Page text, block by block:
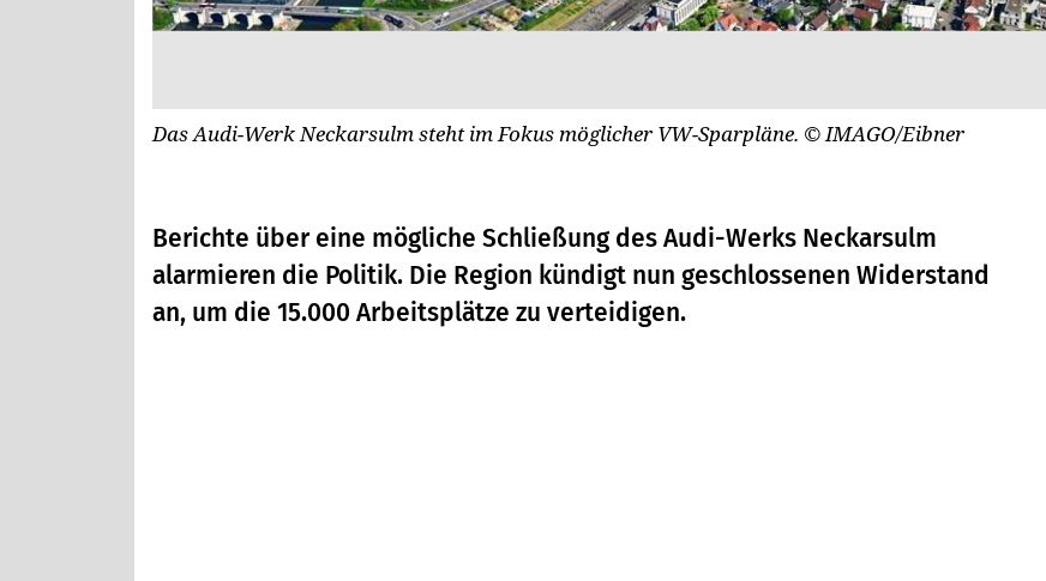
Das Audi-Werk Neckarsulm steht im Fokus möglicher VW-Sparpläne. © IMAGO/Eibner
Berichte über eine mögliche Schließung des Audi-Werks Neckarsulm
alarmieren die Politik. Die Region kündigt nun geschlossenen Widerstand
an, um die 15.000 Arbeitsplätze zu verteidigen.